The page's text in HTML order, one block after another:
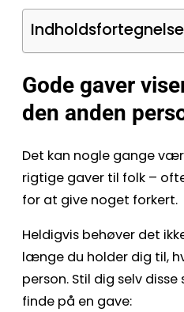
Indholdsfortegnelse
Gode gaver
den anden
Det kan nogle gange
rigtige gaver til folk –
for at give noget forkert.
Heldigvis behøver det
længe du holder dig til,
person. Stil dig selv
finde på en gave: